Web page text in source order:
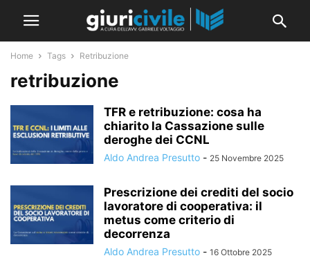
Home Tags Retribuzione
retribuzione
TFR e retribuzione: cosa ha
chiarito la Cassazione sulle
deroghe dei CCNL
Aldo Andrea Presutto - 25 Novembre 2025
Prescrizione dei crediti del socio
lavoratore di cooperativa: il
metus come criterio di
decorrenza
Aldo Andrea Presutto - 16 Ottobre 2025